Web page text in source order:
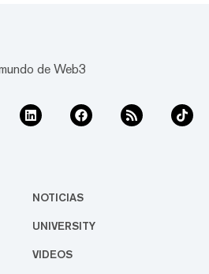
de Web3
NOTICIAS
UNIVERSITY
VIDEOS